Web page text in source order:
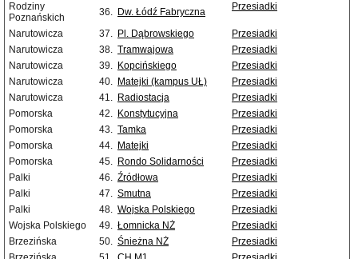
Rodziny
Poznańskich
36. Dw. Łódź Fabryczna Przesiadki
Narutowicza 37. Pl. Dąbrowskiego
Przesiadki
Narutowicza
38. Tramwajowa
Przesiadki
Narutowicza
39. Kopcińskiego
Przesiadki
Narutowicza
40. Matejki (kampus UŁ)
Przesiadki
Narutowicza
41. Radiostacja
Przesiadki
Pomorska
42. Konstytucyjna
Przesiadki
Pomorska
43. Tamka
Przesiadki
Pomorska
44. Matejki
Przesiadki
Pomorska
45. Rondo Solidarności
Przesiadki
Palki
46. Źródłowa
Przesiadki
Palki
47. Smutna
Przesiadki
Palki
48. Wojska Polskiego
Przesiadki
Wojska Polskiego
49. Łomnicka NŻ
Przesiadki
Brzezińska
50. Śnieżna NŻ
Przesiadki